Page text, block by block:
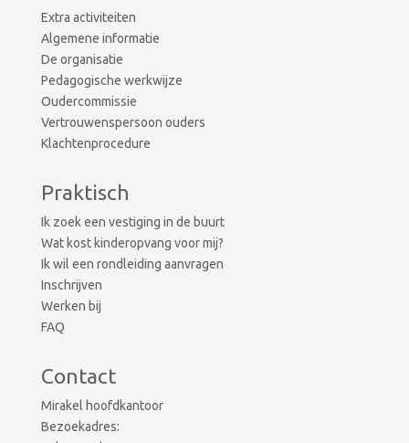
Extra activiteiten
Algemene informatie
De organisatie
Pedagogische werkwijze
Oudercommissie
Vertrouwenspersoon ouders
Klachtenprocedure
Praktisch
Ik zoek een vestiging in de buurt
Wat kost kinderopvang voor mij?
Ik wil een rondleiding aanvragen
Inschrijven
Werken bij
FAQ
Contact
Mirakel hoofdkantoor
Bezoekadres: